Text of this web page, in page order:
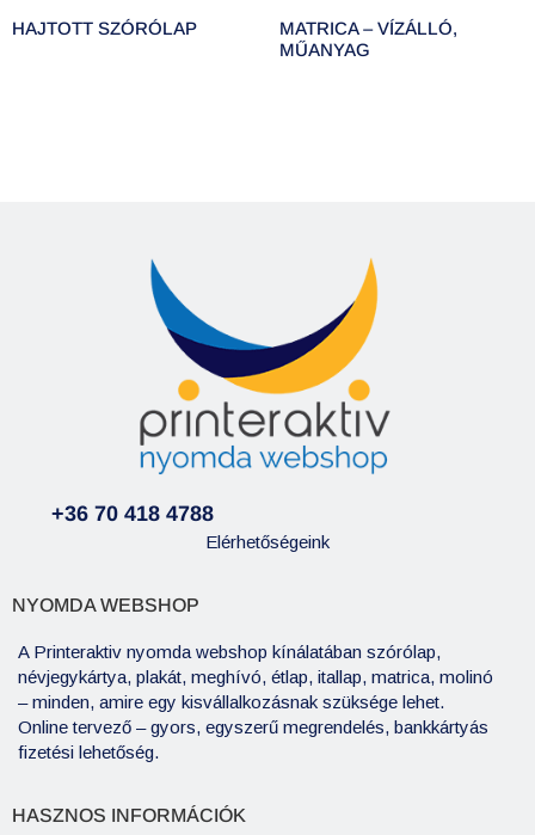
HAJTOTT SZÓRÓLAP
MATRICA – VÍZÁLLÓ,
MŰANYAG
+36 70 418 4788
Elérhetőségeink
NYOMDA WEBSHOP
A Printeraktiv nyomda webshop kínálatában szórólap,
névjegykártya, plakát, meghívó, étlap, itallap, matrica, molinó
– minden, amire egy kisvállalkozásnak szüksége lehet.
Online tervező – gyors, egyszerű megrendelés, bankkártyás
fizetési lehetőség.
HASZNOS INFORMÁCIÓK